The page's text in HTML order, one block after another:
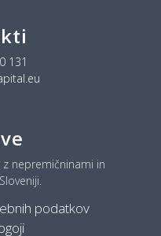
131
nepremičninami in
podatkov